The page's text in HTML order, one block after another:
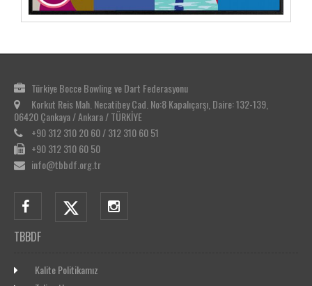
Türkiye Bocce Bowling ve Dart Federasyonu
Korkut Reis Mah. Necatibey Cad. No:8 Kapalıçarşı, Daire: 132-139,
06420 Çankaya / Ankara / TÜRKİYE
+90 312 310 20 60 / 312 310 60 51
+90 312 310 60 50
info@tbbdf.org.tr
TBBDF
Kalite Politikamız